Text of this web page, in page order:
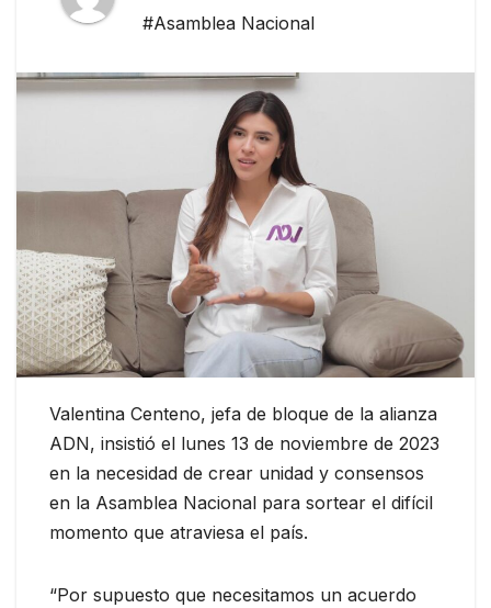
#Asamblea Nacional
Valentina Centeno, jefa de bloque de la alianza
ADN, insistió el lunes 13 de noviembre de 2023
en la necesidad de crear unidad y consensos
en la Asamblea Nacional para sortear el difícil
momento que atraviesa el país.
“Por supuesto que necesitamos un acuerdo